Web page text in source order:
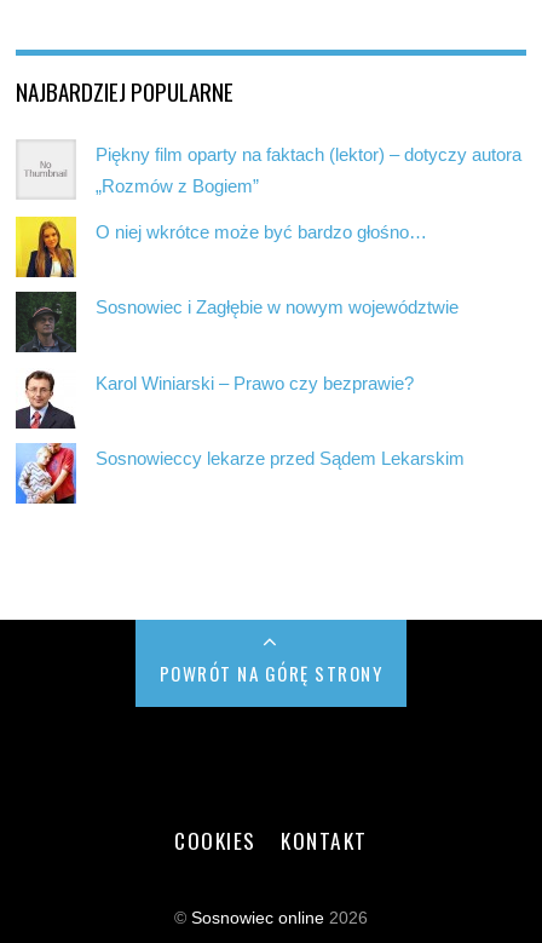
NAJBARDZIEJ POPULARNE
Piękny film oparty na faktach (lektor) – dotyczy autora
„Rozmów z Bogiem”
O niej wkrótce może być bardzo głośno…
Sosnowiec i Zagłębie w nowym województwie
Karol Winiarski – Prawo czy bezprawie?
Sosnowieccy lekarze przed Sądem Lekarskim
POWRÓT NA GÓRĘ STRONY
COOKIES KONTAKT
© Sosnowiec online2026